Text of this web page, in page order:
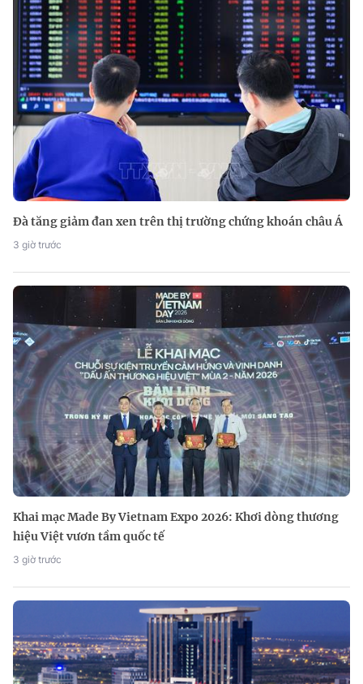
Đà tăng giảm đan xen trên thị trường chứng khoán châu Á
3 giờ trước
Khai mạc Made By Vietnam Expo 2026: Khơi dòng thương
hiệu Việt vươn tầm quốc tế
3 giờ trước